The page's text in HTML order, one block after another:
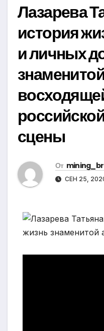
Лазарева
история
и личных
сцены
От
СЕН 25,